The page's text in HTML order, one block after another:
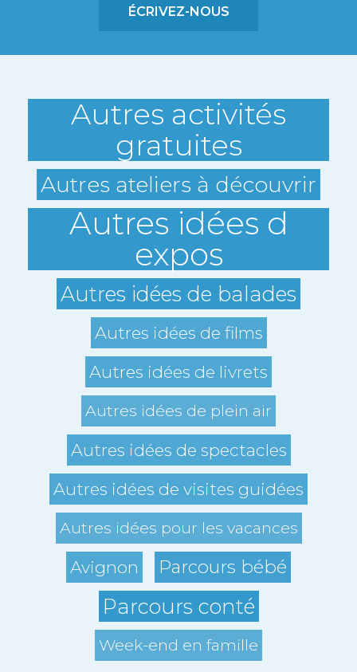
ÉCRIVEZ-NOUS
Autres activités
gratuites
Autres ateliers à découvrir
Autres idées d
expos
Autres idées de balades
Autres idées de films
Autres idées de livrets
Autres idées de plein air
Autres idées de spectacles
Autres idées de visites guidées
Autres idées pour les vacances
Avignon Parcours bébé
Parcours conté
Week-end en famille